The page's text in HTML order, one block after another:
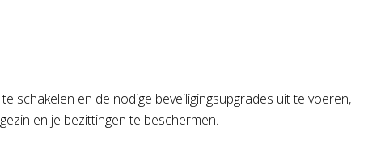
schakelen en de nodige beveiligingsupgrades uit te voeren,
en je bezittingen te beschermen.